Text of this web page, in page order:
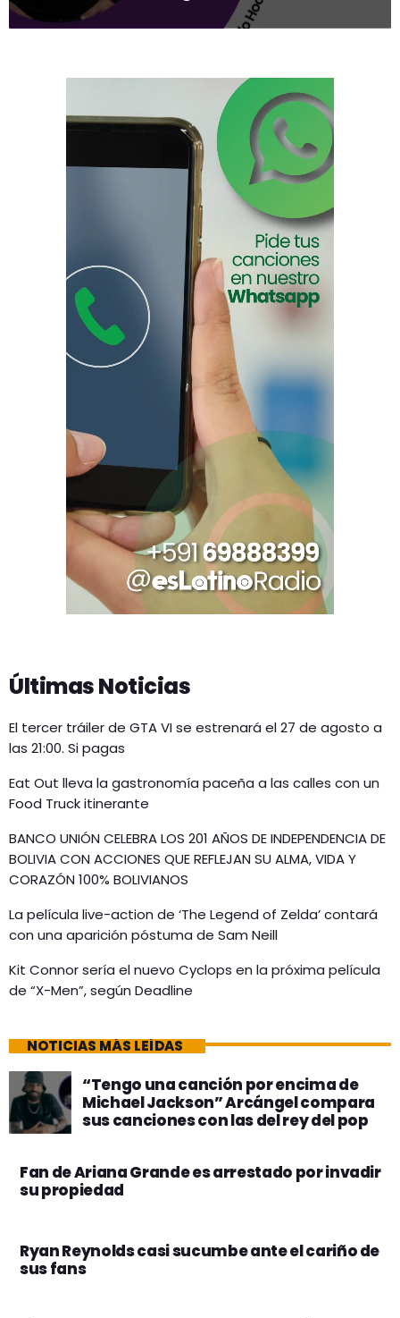
Últimas Noticias
El tercer tráiler de GTA VI se estrenará el 27 de agosto a
las 21:00. Si pagas
Eat Out lleva la gastronomía paceña a las calles con un
Food Truck itinerante
BANCO UNIÓN CELEBRA LOS 201 AÑOS DE INDEPENDENCIA DE
BOLIVIA CON ACCIONES QUE REFLEJAN SU ALMA, VIDA Y
CORAZÓN 100% BOLIVIANOS
La película live-action de ‘The Legend of Zelda’ contará
con una aparición póstuma de Sam Neill
Kit Connor sería el nuevo Cyclops en la próxima película
de “X-Men”, según Deadline
NOTICIAS MÁS LEÍDAS
“Tengo una canción por encima de
Michael Jackson” Arcángel compara
sus canciones con las del rey del pop
Fan de Ariana Grande es arrestado por invadir
su propiedad
Ryan Reynolds casi sucumbe ante el cariño de
sus fans